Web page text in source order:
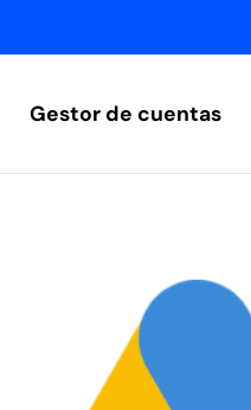
Gestor de cuentas